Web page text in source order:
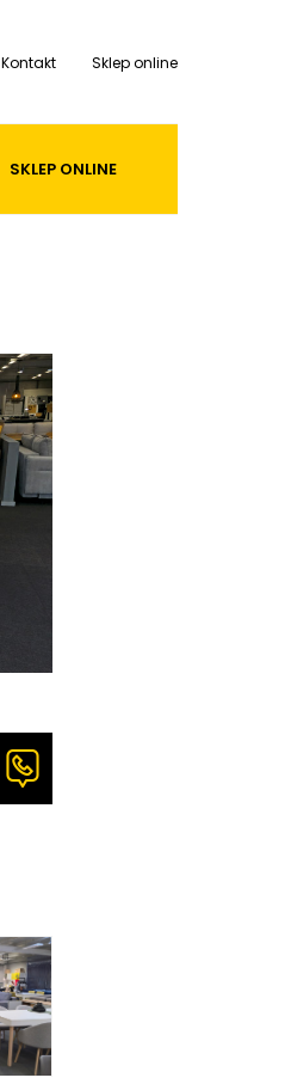
Kontakt Sklep online
SKLEP ONLINE